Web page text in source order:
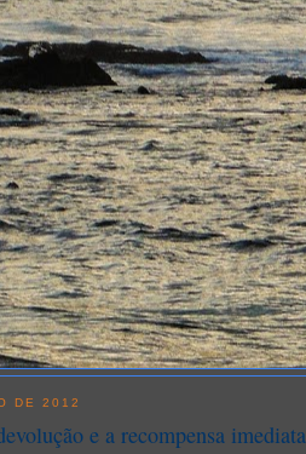
DE 2012
e a recompensa imediata